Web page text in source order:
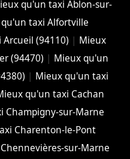
qu'un taxi Ablon-sur-
taxi Alfortville
(94110) | Mieux
(94470) | Mieux qu'un
| Mieux qu'un taxi
qu'un taxi Cachan
Champigny-sur-Marne
Charenton-le-Pont
sur-Marne